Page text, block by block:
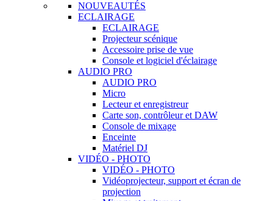
NOUVEAUTÉS
ECLAIRAGE
ECLAIRAGE
Projecteur scénique
Accessoire prise de vue
Console et logiciel d'éclairage
AUDIO PRO
AUDIO PRO
Micro
Lecteur et enregistreur
Carte son, contrôleur et DAW
Console de mixage
Enceinte
Matériel DJ
VIDÉO - PHOTO
VIDÉO - PHOTO
Vidéoprojecteur, support et écran de
projection